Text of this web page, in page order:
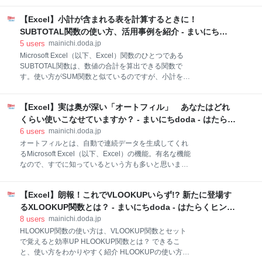
同校で出会った嶋佐和也とニューヨークを結成。 噂通
りのテレビ業界の体育会系体質の洗礼を浴びる ――大
ら○文字目までを置換するREPLACE関数 REPLACE関
数の置換文字を指定しなければ、「○文字目から○文字
目まで削除」もできる 文字列の関数を使えば、無駄な
住所録など、データベースなどを修正したいときに使
えるMicrosoft Excel（以下、Excel）のテクニックをご
紹介します。たとえば、「商品コードの一部だけを変
とき、一つひとつ手作業で修正するのは大変ですよ
ね。 そ
【Excel】小計が含まれる表を計算するときに！
SUBTOTAL関数の使い方、活用事例を紹介 - まいにち
doda - はたらくヒントをお届け
5 users mainichi.doda.jp
Microsoft Excel（以下、Excel）関数のひとつである
SUBTOTAL関数は、数値の合計を算出できる関数で
す。使い方がSUM関数と似ているのですが、小計を含
関数の使い方や活用事例などを紹介してきます。
「SUM関数しか知らない」という方はぜひ参考にして
みてください。 その他、Excel（エクセル）で重要な
関数一覧はこちらからチェック 合計はSUM関数だけで
はない！小計を簡単に計算できるSUBTOTAL関数 数の
合計を出したい時によく使われるのはSUM関数です。
関数の違いを理解するために以下の図をご覧くださ
い。表内の数字は両方とも同じですが小計・総計の計
算式が異な
【Excel】実は奥が深い「オートフィル」 あなたはどれ
くらい使いこなせていますか？ - まいにちdoda - はたらく
ヒントをお届け
6 users mainichi.doda.jp
オートフィルとは、自動で連続データを生成してくれ
るMicrosoft Excel（以下、Excel）の機能。有名な機能
なので、すでに知っているという方も多いと思いま
多くはないのではないでしょうか。 そこで今回は、オ
ートフィルにまつわるいろいろなテクニックをご紹介
します。あなたは、オートフィルについてどれぐらい
知っていますか？ オートフィルで連続データになるデ
ータの種類とは？ オートフィルは、セル上の値に対し
て黒の十字マークをドラッグすることで連続データを
【Excel】朗報！これでVLOOKUPいらず!? 新たに登場す
るXLOOKUP関数とは？ - まいにちdoda - はたらくヒント
をお届け
8 users mainichi.doda.jp
HLOOKUP関数の使い方は、VLOOKUP関数とセット
で覚えると効率UP HLOOKUP関数とは？ できるこ
と、使い方をわかりやすく紹介 HLOOKUPの使い方実